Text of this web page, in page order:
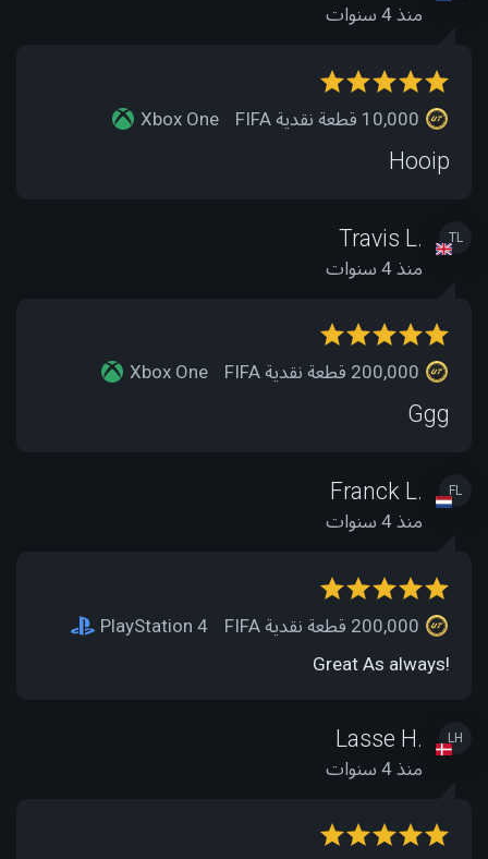
منذ 4 سنوات
Xbox One
Hooip
TL
Travis L.
منذ 4 سنوات
Xbox One
Ggg
FL
Franck L.
منذ 4 سنوات
PlayStation 4
Great As always!
LH
Lasse H.
منذ 4 سنوات